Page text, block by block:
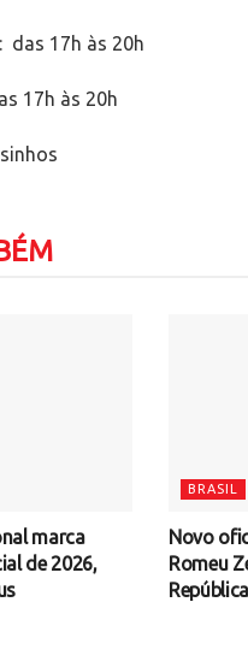
das 17h às 20h
17h às 20h
marca
de 2026,
BRASIL
Novo
Romeu
República